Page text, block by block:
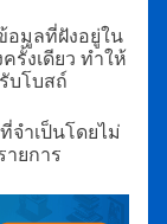
อมูลที่ฝังอยู่ใน
รั้งเดียว ทำให้
บโบสถ์
จำเป็นโดยไม่
ยการ